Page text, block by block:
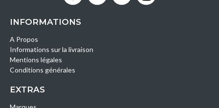
INFORMATIONS
A Propos
Informations sur la livraison
Mentions légales
Conditions générales
EXTRAS